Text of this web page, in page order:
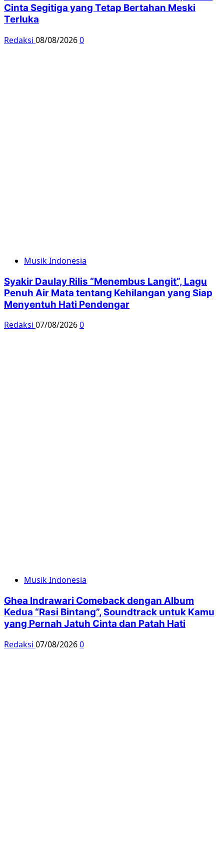
Cinta Segitiga yang Tetap Bertahan Meski
Terluka
Redaksi 08/08/20260
Musik Indonesia
Syakir Daulay Rilis “Menembus Langit”, Lagu
Penuh Air Mata tentang Kehilangan yang Siap
Menyentuh Hati Pendengar
Redaksi 07/08/20260
Musik Indonesia
Ghea Indrawari Comeback dengan Album
Kedua “Rasi Bintang”, Soundtrack untuk Kamu
yang Pernah Jatuh Cinta dan Patah Hati
Redaksi 07/08/20260